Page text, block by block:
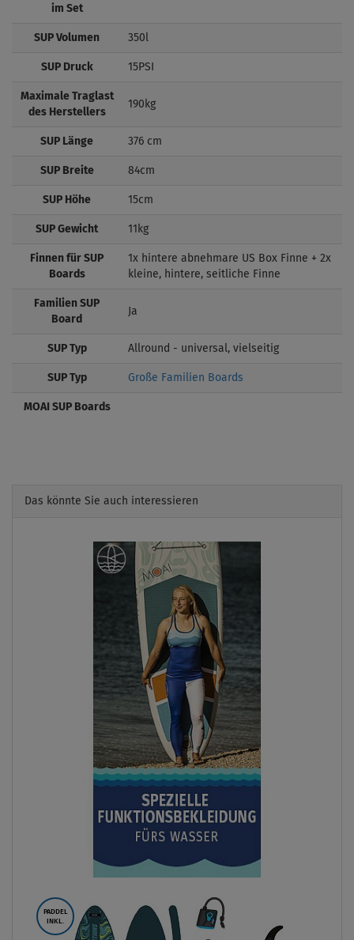
im Set
SUP Volumen 350l
SUP Druck 15PSI
Maximale Traglast
des Herstellers
190kg
SUP Länge 376 cm
SUP Breite 84cm
SUP Höhe 15cm
SUP Gewicht 11kg
Finnen für SUP
Boards
1x hintere abnehmare US Box Finne + 2x
kleine, hintere, seitliche Finne
Familien SUP
Board
Ja
SUP Typ Allround - universal, vielseitig
SUP Typ Große Familien Boards
MOAI SUP Boards
Das könnte Sie auch interessieren
PADDEL
INKL.
Previous